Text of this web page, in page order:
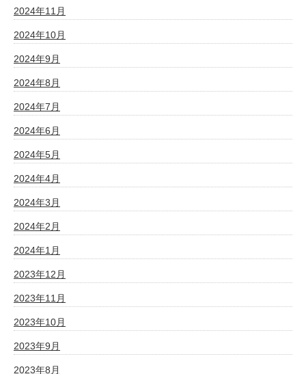
2024年11月
2024年10月
2024年9月
2024年8月
2024年7月
2024年6月
2024年5月
2024年4月
2024年3月
2024年2月
2024年1月
2023年12月
2023年11月
2023年10月
2023年9月
2023年8月